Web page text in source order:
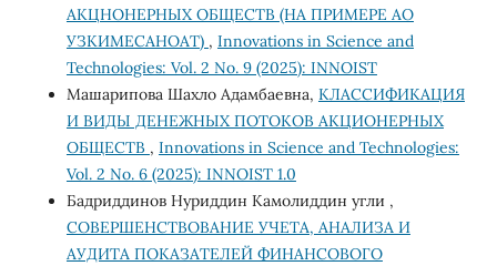
АКЦНОНЕРНЫХ ОБЩЕСТВ (НА ПРИМЕРЕ АО
УЗКИМЕСАНОАТ) , Innovations in Science and
Technologies: Vol. 2 No. 9 (2025): INNOIST
Машарипова Шахло Адамбаевна, КЛАССИФИКАЦИЯ
И ВИДЫ ДЕНЕЖНЫХ ПОТОКОВ АКЦИОНЕРНЫХ
ОБЩЕСТВ , Innovations in Science and Technologies:
Vol. 2 No. 6 (2025): INNOIST 1.0
Бадриддинов Нуриддин Камолиддин угли ,
СОВЕРШЕНСТВОВАНИЕ УЧЕТА, АНАЛИЗА И
АУДИТА ПОКАЗАТЕЛЕЙ ФИНАНСОВОГО